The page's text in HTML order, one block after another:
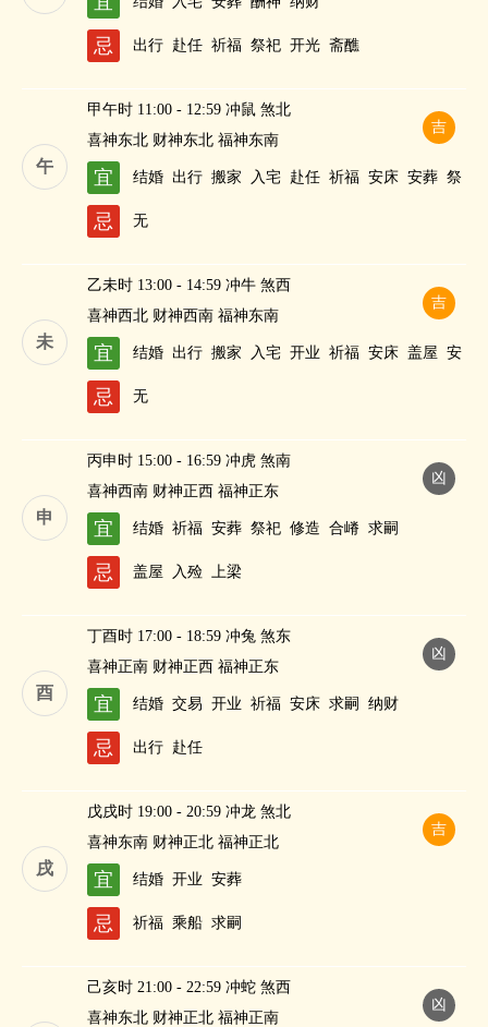
忌 出行 赴任 祈福 祭祀 开光 斋醮
午
吉
甲午时 11:00 - 12:59 冲鼠 煞北
喜神东北 财神东北 福神东南
宜 结婚 出行 搬家 入宅 赴任 祈福 安床 安葬 祭
忌 无
未
吉
乙未时 13:00 - 14:59 冲牛 煞西
喜神西北 财神西南 福神东南
宜 结婚 出行 搬家 入宅 开业 祈福 安床 盖屋 安
忌 无
申
凶
丙申时 15:00 - 16:59 冲虎 煞南
喜神西南 财神正西 福神正东
宜 结婚 祈福 安葬 祭祀 修造 合嵴 求嗣
忌 盖屋 入殓 上梁
酉
凶
丁酉时 17:00 - 18:59 冲兔 煞东
喜神正南 财神正西 福神正东
宜 结婚 交易 开业 祈福 安床 求嗣 纳财
忌 出行 赴任
戌
吉
戊戌时 19:00 - 20:59 冲龙 煞北
喜神东南 财神正北 福神正北
宜 结婚 开业 安葬
忌 祈福 乘船 求嗣
凶
己亥时 21:00 - 22:59 冲蛇 煞西
喜神东北 财神正北 福神正南